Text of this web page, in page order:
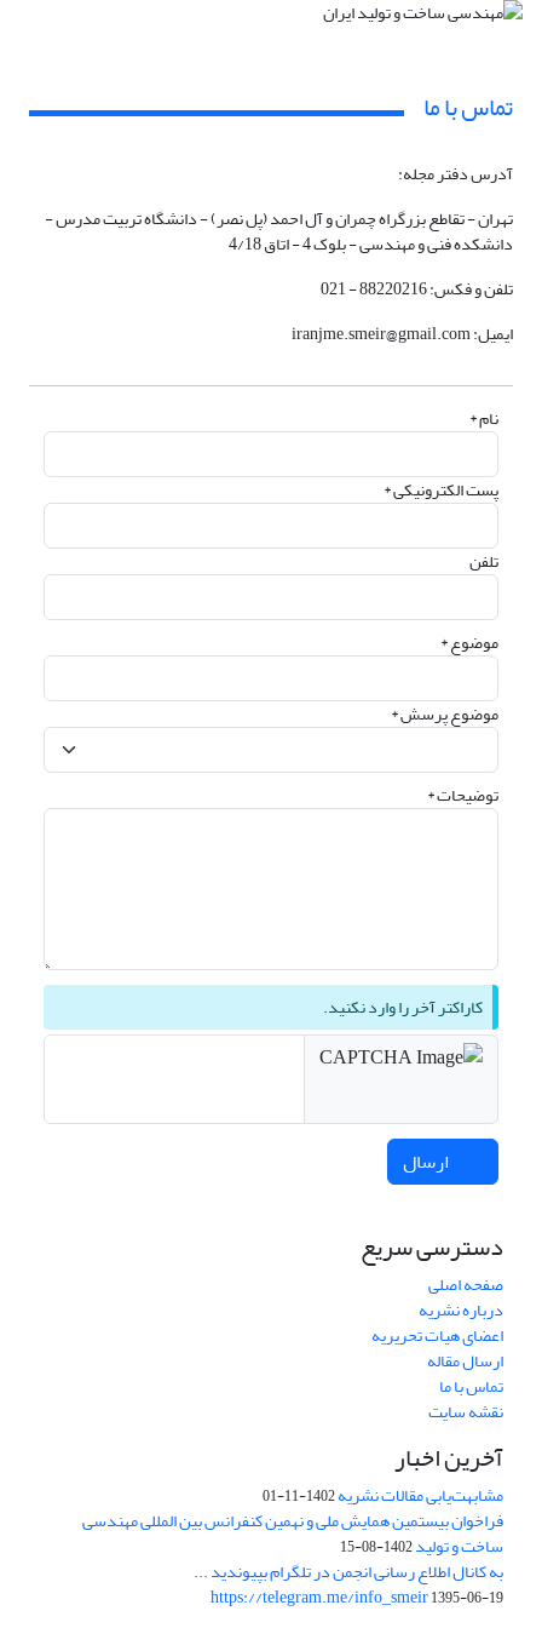
تماس با ما
آدرس دفتر مجله:
تهران - تقاطع بزرگراه چمران و آل احمد (پل نصر) - دانشگاه تربیت مدرس -
دانشکده فنی و مهندسی - بلوک 4 - اتاق 4/18
تلفن و فکس: 88220216 - 021
ایمیل: iranjme.smeir@gmail.com
نام *
پست الکترونیکی *
تلفن
موضوع *
موضوع پرسش *
توضیحات *
کاراکتر آخر را وارد نکنید.
ارسال
دسترسی سریع
صفحه اصلی
درباره نشریه
اعضای هیات تحریریه
ارسال مقاله
تماس با ما
نقشه سایت
آخرین اخبار
مشابهت‌یابی مقالات نشریه1402-11-01
فراخوان بیستمین همایش ملی و نهمین کنفرانس بین المللی مهندسی
ساخت و تولید1402-08-15
به کانال اطلاع رسانی انجمن در تلگرام بپیوندید ...
https://telegram.me/info_smeir1395-06-19